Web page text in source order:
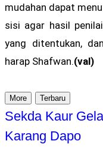
mudahan dapat
sisi agar hasil
yang ditentukan,
harap Shafwan.(val)
More Terbaru
Sekda Kaur
Karang Dapo